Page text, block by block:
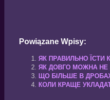
Powiązane Wpisy:
ЯК ПРАВИЛЬНО ЇСТИ
ЯК ДОВГО МОЖНА НЕ
ЩО БІЛЬШЕ В
КОЛИ КРАЩЕ